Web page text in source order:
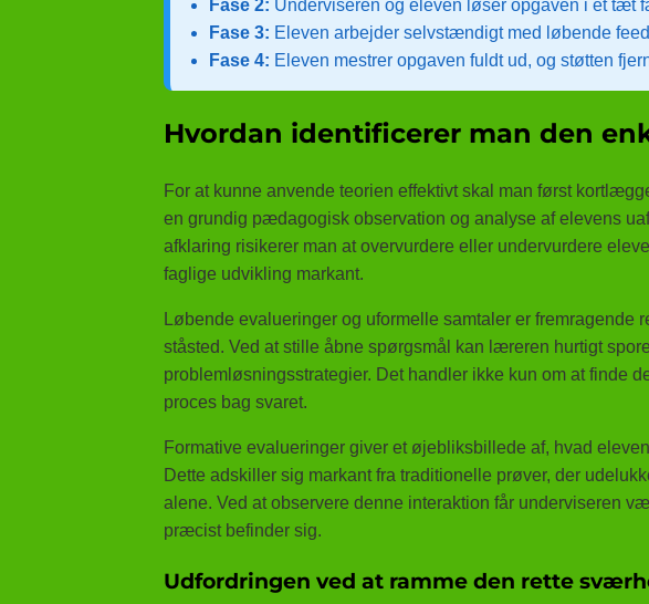
Fase 2: Underviseren og eleven løser opgaven i et tæt
Fase 3: Eleven arbejder selvstændigt med løbende
Fase 4: Eleven mestrer opgaven fuldt ud, og støtten
Hvordan identificerer man den
For at kunne anvende teorien effektivt skal man først
en grundig pædagogisk observation og analyse af elevens
afklaring risikerer man at overvurdere eller undervurdere
faglige udvikling markant.
Løbende evalueringer og uformelle samtaler er
ståsted. Ved at stille åbne spørgsmål kan læreren hurtigt
problemløsningsstrategier. Det handler ikke kun om at finde
proces bag svaret.
Formative evalueringer giver et øjebliksbillede af, hvad
Dette adskiller sig markant fra traditionelle prøver, der
alene. Ved at observere denne interaktion får underviseren
præcist befinder sig.
Udfordringen ved at ramme den rette